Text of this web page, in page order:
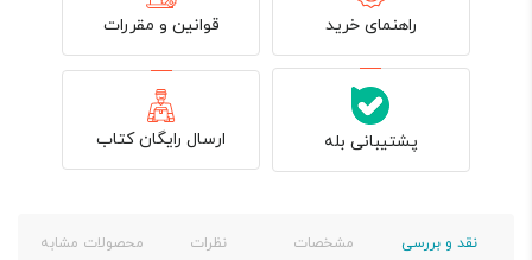
راهنمای خرید قوانین و مقررات
پشتیبانی بله ارسال رایگان کتاب
نقد و بررسی مشخصات نظرات محصولات مشابه